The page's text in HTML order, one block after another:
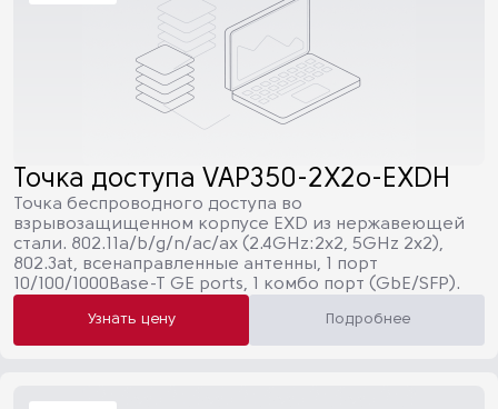
Точка доступа VAP350-2X2o-EXDH
Точка беспроводного доступа во
взрывозащищенном корпусе EXD из нержавеющей
стали. 802.11a/b/g/n/ac/ax (2.4GHz:2х2, 5GHz 2x2),
802.3at, всенаправленные антенны, 1 порт
10/100/1000Base-T GE ports, 1 комбо порт (GbE/SFP).
Узнать цену Подробнее